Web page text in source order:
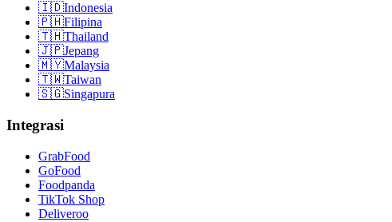
🇮🇩Indonesia
🇵🇭Filipina
🇹🇭Thailand
🇯🇵Jepang
🇲🇾Malaysia
🇹🇼Taiwan
🇸🇬Singapura
Integrasi
GrabFood
GoFood
Foodpanda
TikTok Shop
Deliveroo